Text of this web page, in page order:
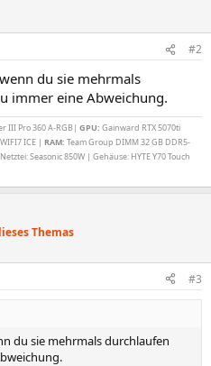
#2
du sie mehrmals
immer eine Abweichung.
III Pro 360 A-RGB| GPU: Gainward RTX 5070ti
ICE | RAM: Team Group DIMM 32 GB DDR5-
Seasonic 850W | Gehäuse: HYTE Y70 Touch
Themas
#3
du sie mehrmals durchlaufen